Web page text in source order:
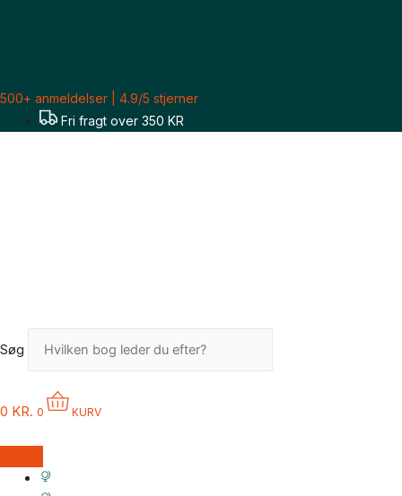
500+ anmeldelser | 4.9/5 stjerner
Fri fragt over 350 KR
Søg
0 KR. 0 KURV